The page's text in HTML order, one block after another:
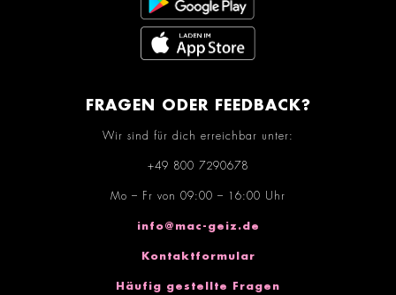
FRAGEN ODER FEEDBACK?
Wir sind für dich erreichbar unter:
+49 800 7290678
Mo – Fr von 09:00 – 16:00 Uhr
info@mac-geiz.de
Kontaktformular
Häufig gestellte Fragen